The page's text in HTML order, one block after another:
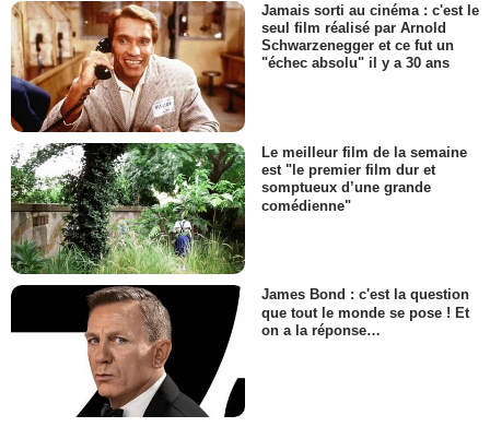
Jamais sorti au cinéma : c'est le
seul film réalisé par Arnold
Schwarzenegger et ce fut un
"échec absolu" il y a 30 ans
Le meilleur film de la semaine
est "le premier film dur et
somptueux d’une grande
comédienne"
James Bond : c'est la question
que tout le monde se pose ! Et
on a la réponse…